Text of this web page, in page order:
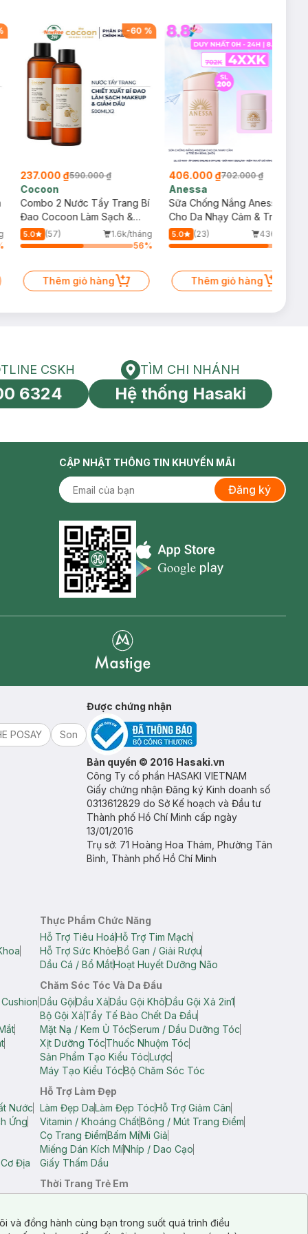
-60 %
237.000 ₫590.000 ₫
Cocoon
Combo 2 Nước Tẩy Trang Bí
Đao Cocoon Làm Sạch &
Giảm Dầu 500ml
5.0 (57)
1.6k/tháng
56%
Thêm giỏ hàng
406.000 ₫702.000 ₫
Anessa
Sữa Chống Nắng Anessa
Cho Da Nhạy Cảm & Trẻ Em
60ml (Mới)
5.0 (23)
436/tháng
Thêm giỏ hàng
toàn cầu
HOTLINE CSKH
CSKH
6324
Tìm chi nhánh
TÌM CHI NHÁNH
Hệ thống Hasaki
CẬP NHẬT THÔNG TIN KHUYẾN MÃI
Đăng ký
Appstore icon
POSAY Son
Được chứng nhận
Bản quyền © 2016 Hasaki.vn
Công Ty cổ phần HASAKI VIETNAM
Giấy chứng nhận Đăng ký Kinh doanh số
0313612829 do Sở Kế hoạch và Đầu tư
Thành phố Hồ Chí Minh cấp ngày
13/01/2016
Trụ sở: 71 Hoàng Hoa Thám, Phường Tân
Bình, Thành phố Hồ Chí Minh
Thực Phẩm Chức Năng
Hỗ Trợ Tiêu HoáHỗ Trợ Tim Mạch
Hỗ Trợ Sức KhỏeBổ Gan / Giải Rượu
Dầu Cá / Bổ MắtHoạt Huyết Dưỡng Não
Chăm Sóc Tóc Và Da Đầu
Dầu GộiDầu XảDầu Gội KhôDầu Gội Xả 2in1
Bộ Gội XảTẩy Tế Bào Chết Da Đầu
Mặt Nạ / Kem Ủ TócSerum / Dầu Dưỡng Tóc
Xịt Dưỡng TócThuốc Nhuộm Tóc
Sản Phẩm Tạo Kiểu TócLược
Máy Tạo Kiểu TócBộ Chăm Sóc Tóc
Nước
Ứng
Địa
Hỗ Trợ Làm Đẹp
Làm Đẹp DaLàm Đẹp TócHỗ Trợ Giảm Cân
Vitamin / Khoáng ChấtBông / Mút Trang Điểm
Cọ Trang ĐiểmBấm MiMi Giả
Miếng Dán Kích MíNhíp / Dao Cạo
Giấy Thấm Dầu
Thời Trang Trẻ Em
và đồng hành cùng bạn trong suốt quá trình điều